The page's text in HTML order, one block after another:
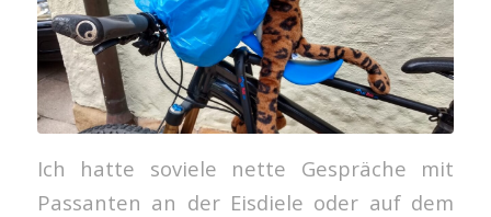
Ich hatte soviele nette Gespräche mit
Passanten an der Eisdiele oder auf dem